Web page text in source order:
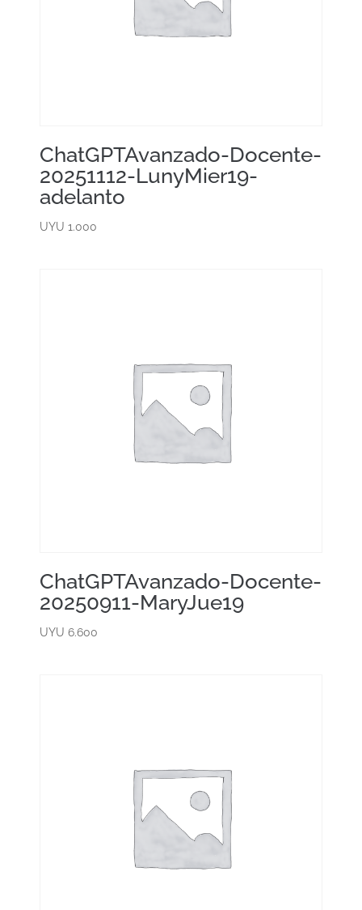
ChatGPTAvanzado-Docente-
20251112-LunyMier19-
adelanto
UYU 1.000
ChatGPTAvanzado-Docente-
20250911-MaryJue19
UYU 6.600